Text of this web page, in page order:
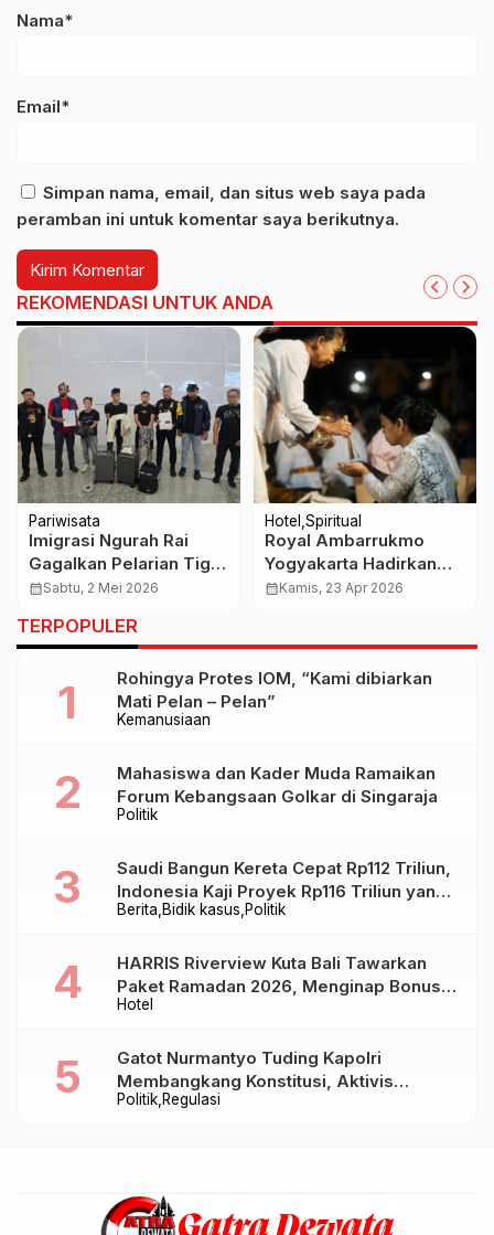
Nama*
Email*
Simpan nama, email, dan situs web saya pada
peramban ini untuk komentar saya berikutnya.
REKOMENDASI UNTUK ANDA
Pariwisata
Imigrasi Ngurah Rai
Gagalkan Pelarian Tiga
WN Tiongkok Terduga
Bogor
calendar_monthSabtu, 2 Mei 2026
Hotel Spiritual
Royal Ambarrukmo
Yogyakarta Hadirkan
“Melukat Sukma”, Ritual
calendar_monthKamis, 23 Apr 2026
TERPOPULER
Kemanusiaan
Rohingya Protes IOM, “Kami dibiarkan
Mati Pelan – Pelan”
Politik
Mahasiswa dan Kader Muda Ramaikan
Forum Kebangsaan Golkar di Singaraja
Berita Bidik kasus Politik
Saudi Bangun Kereta Cepat Rp112 Triliun,
Indonesia Kaji Proyek Rp116 Triliun yang
Baru Sampai Bandung
Hotel
HARRIS Riverview Kuta Bali Tawarkan
Paket Ramadan 2026, Menginap Bonus
Takjil hingga Bukber Mulai Rp88.888
Politik Regulasi
Gatot Nurmantyo Tuding Kapolri
Membangkang Konstitusi, Aktivis
Tegaskan Polri Tak Punya Sejarah